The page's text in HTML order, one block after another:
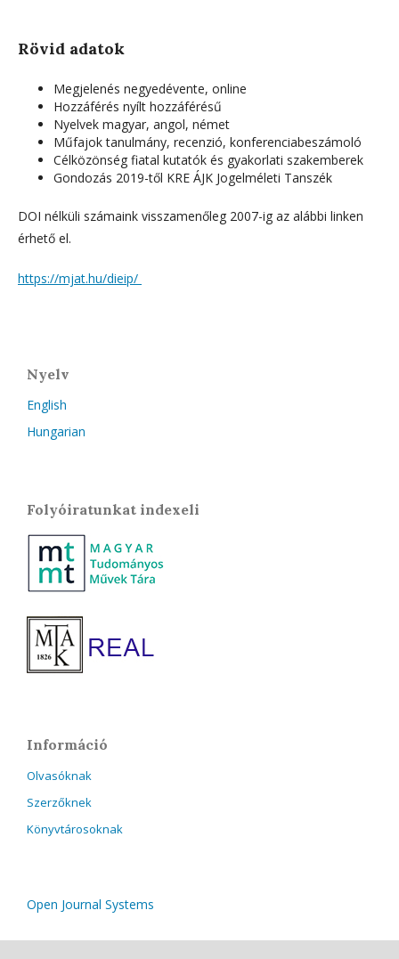
Rövid adatok
Megjelenés negyedévente, online
Hozzáférés nyílt hozzáférésű
Nyelvek magyar, angol, német
Műfajok tanulmány, recenzió, konferenciabeszámoló
Célközönség fiatal kutatók és gyakorlati szakemberek
Gondozás 2019-től KRE ÁJK Jogelméleti Tanszék
DOI nélküli számaink visszamenőleg 2007-ig az alábbi linken
érhető el.
https://mjat.hu/dieip/
Nyelv
English
Hungarian
Folyóiratunkat indexeli
Információ
Olvasóknak
Szerzőknek
Könyvtárosoknak
Open Journal Systems